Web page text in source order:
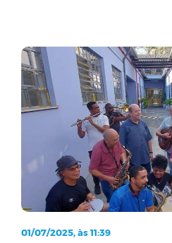
01/07/2025, às 11:39